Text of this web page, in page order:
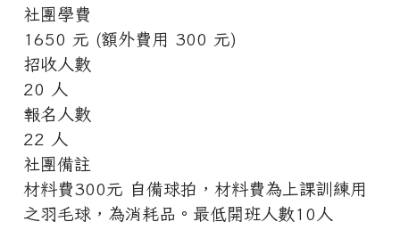
社團學費
1650 元 (額外費用 300 元)
招收人數
20 人
報名人數
22 人
社團備註
材料費300元 自備球拍，材料費為上課訓練用
之羽毛球，為消耗品。最低開班人數10人